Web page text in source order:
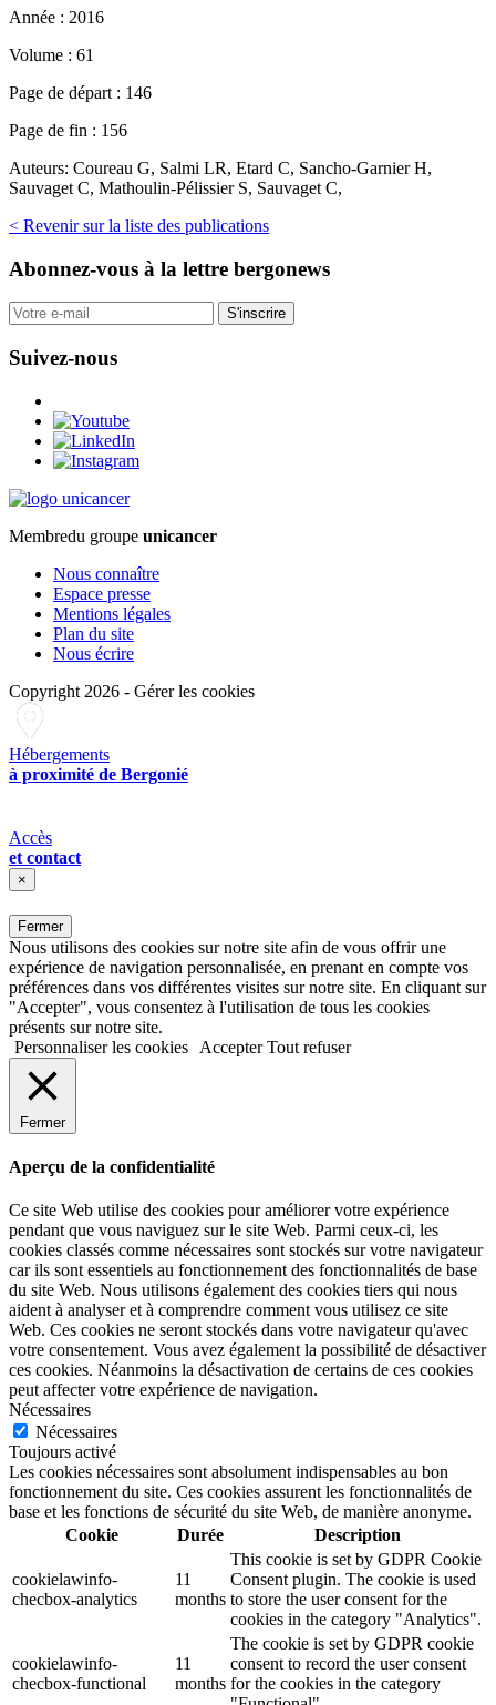
Année : 2016
Volume : 61
Page de départ : 146
Page de fin : 156
Auteurs: Coureau G, Salmi LR, Etard C, Sancho-Garnier H,
Sauvaget C, Mathoulin-Pélissier S, Sauvaget C,
< Revenir sur la liste des publications
Abonnez-vous à la lettre bergonews
S'inscrire
Suivez-nous
Membredu groupe unicancer
Nous connaître
Espace presse
Mentions légales
Plan du site
Nous écrire
Copyright 2026 - Gérer les cookies
Hébergements
à proximité de Bergonié
Accès
et contact
×
Fermer
Nous utilisons des cookies sur notre site afin de vous offrir une
expérience de navigation personnalisée, en prenant en compte vos
préférences dans vos différentes visites sur notre site. En cliquant sur
"Accepter", vous consentez à l'utilisation de tous les cookies
présents sur notre site.
Personnaliser les cookies
Accepter Tout refuser
Fermer
Aperçu de la confidentialité
Ce site Web utilise des cookies pour améliorer votre expérience
pendant que vous naviguez sur le site Web. Parmi ceux-ci, les
cookies classés comme nécessaires sont stockés sur votre navigateur
car ils sont essentiels au fonctionnement des fonctionnalités de base
du site Web. Nous utilisons également des cookies tiers qui nous
aident à analyser et à comprendre comment vous utilisez ce site
Web. Ces cookies ne seront stockés dans votre navigateur qu'avec
votre consentement. Vous avez également la possibilité de désactiver
ces cookies. Néanmoins la désactivation de certains de ces cookies
peut affecter votre expérience de navigation.
Nécessaires
Nécessaires
Toujours activé
Les cookies nécessaires sont absolument indispensables au bon
fonctionnement du site. Ces cookies assurent les fonctionnalités de
base et les fonctions de sécurité du site Web, de manière anonyme.
Cookie
Durée Description
cookielawinfo-
checbox-analytics
11
months
This cookie is set by GDPR Cookie
Consent plugin. The cookie is used
to store the user consent for the
cookies in the category "Analytics".
cookielawinfo-
checbox-functional
11
months
The cookie is set by GDPR cookie
consent to record the user consent
for the cookies in the category